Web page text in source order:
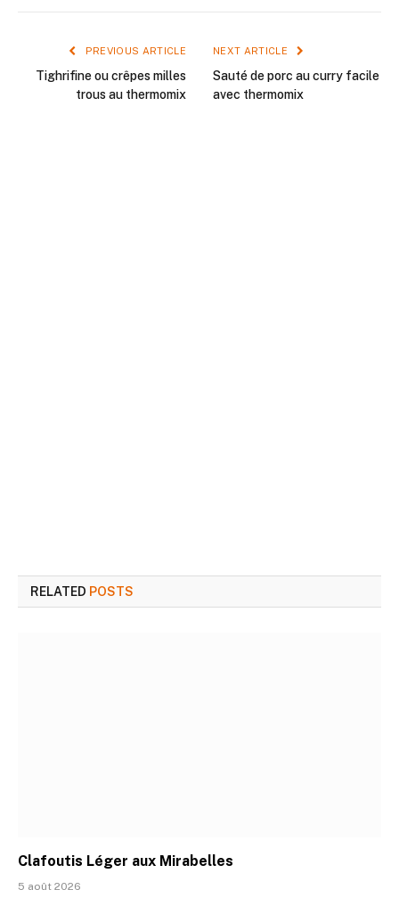
PREVIOUS ARTICLE
Tighrifine ou crêpes milles
trous au thermomix
NEXT ARTICLE
Sauté de porc au curry facile
avec thermomix
RELATED POSTS
Clafoutis Léger aux Mirabelles
5 août 2026